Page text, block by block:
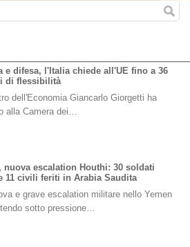
e difesa, l'Italia chiede all'UE fino a 36
di flessibilità
dell'Economia Giancarlo Giorgetti ha
alla Camera dei…
nuova escalation Houthi: 30 soldati
11 civili feriti in Arabia Saudita
e grave escalation militare nello Yemen
sotto pressione…